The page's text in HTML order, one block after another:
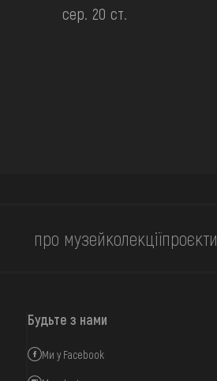
сер. 20 ст.
про музейколекціїпроєкти
Будьте з нами
Ми у Facebook